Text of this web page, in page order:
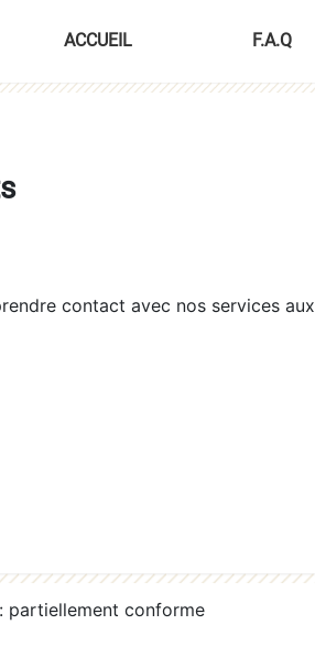
ACCUEIL F.A.Q
contact avec nos services aux
partiellement conforme